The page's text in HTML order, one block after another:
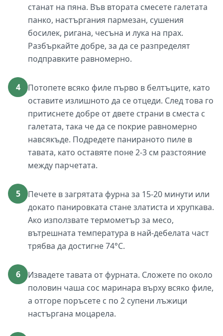
станат на пяна. Във втората смесете галетата
панко, настъргания пармезан, сушения
босилек, ригана, чесъна и лука на прах.
Разбъркайте добре, за да се разпределят
подправките равномерно.
4
Потопете всяко филе първо в белтъците, като
оставите излишното да се отцеди. След това го
притиснете добре от двете страни в сместа с
галетата, така че да се покрие равномерно
навсякъде. Подредете панираното пиле в
тавата, като оставяте поне 2-3 см разстояние
между парчетата.
5
Печете в загрятата фурна за 15-20 минути или
докато панировката стане златиста и хрупкава.
Ако използвате термометър за месо,
вътрешната температура в най-дебелата част
трябва да достигне 74°C.
6
Извадете тавата от фурната. Сложете по около
половин чаша сос маринара върху всяко филе,
а отгоре поръсете с по 2 супени лъжици
настъргана моцарела.